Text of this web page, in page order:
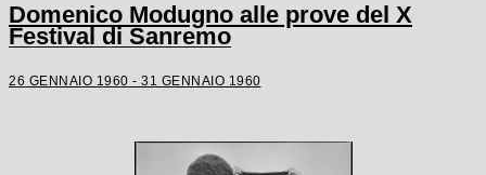
Domenico Modugno alle prove del X
Festival di Sanremo
26 GENNAIO 1960 - 31 GENNAIO 1960